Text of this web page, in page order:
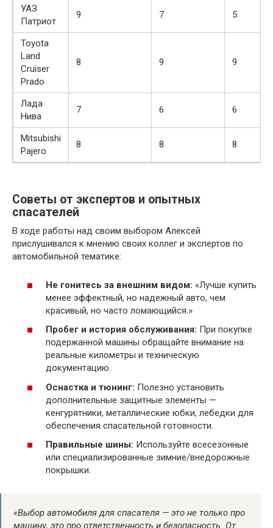
УАЗ
Патриот
9 7 5
Toyota
Land
Cruiser
Prado
8 9 9
Лада
Нива
7 6 6
Mitsubishi
Pajero
8 8 8
Советы от экспертов и опытных
спасателей
В ходе работы над своим выбором Алексей
прислушивался к мнению своих коллег и экспертов по
автомобильной тематике:
Не гонитесь за внешним видом: «Лучше купить
менее эффектный, но надежный авто, чем
красивый, но часто ломающийся.»
Пробег и история обслуживания: При покупке
подержанной машины обращайте внимание на
реальные километры и техническую
документацию.
Оснастка и тюнинг: Полезно установить
дополнительные защитные элементы —
кенгурятники, металлические юбки, лебедки для
обеспечения спасательной готовности.
Правильные шины: Используйте всесезонные
или специализированные зимние/внедорожные
покрышки.
«Выбор автомобиля для спасателя — это не только про
машину, это про ответственность и безопасность. От